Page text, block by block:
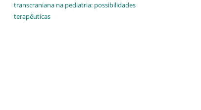
transcraniana na pediatria: possibilidades
terapêuticas